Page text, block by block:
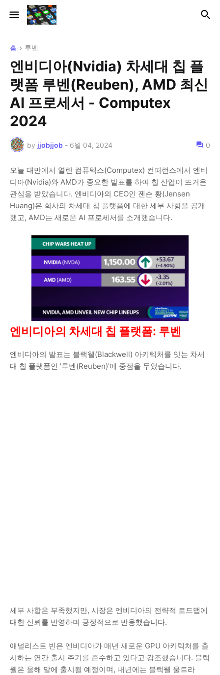
홈 루벤
엔비디아(Nvidia) 차세대 칩 플
랫폼 루벤(Reuben), AMD 최신
AI 프로세서 - Computex
2024
by jjobjjob - 6월 04, 2024 0
오늘 대만에서 열린 컴퓨텍스(Computex) 컨퍼런스에서 엔비
디아(Nvidia)와 AMD가 중요한 발표를 하여 칩 산업이 뜨거운
관심을 받았습니다. 엔비디아의 CEO인 젠슨 황(Jensen
Huang)은 회사의 차세대 칩 플랫폼에 대한 세부 사항을 공개
했고, AMD는 새로운 AI 프로세서를 소개했습니다.
엔비디아의 차세대 칩 플랫폼: 루벤
엔비디아의 발표는 블랙웰(Blackwell) 아키텍처를 잇는 차세
대 칩 플랫폼인 '루벤(Reuben)'에 중점을 두었습니다.
세부 사항은 부족했지만, 시장은 엔비디아의 전략적 로드맵에
대한 신뢰를 반영하며 긍정적으로 반응했습니다.
애널리스트 빈은 엔비디아가 매년 새로운 GPU 아키텍처를 출
시하는 연간 출시 주기를 준수하고 있다고 강조했습니다. 블랙
웰은 올해 말에 출시될 예정이며, 내년에는 블랙웰 울트라